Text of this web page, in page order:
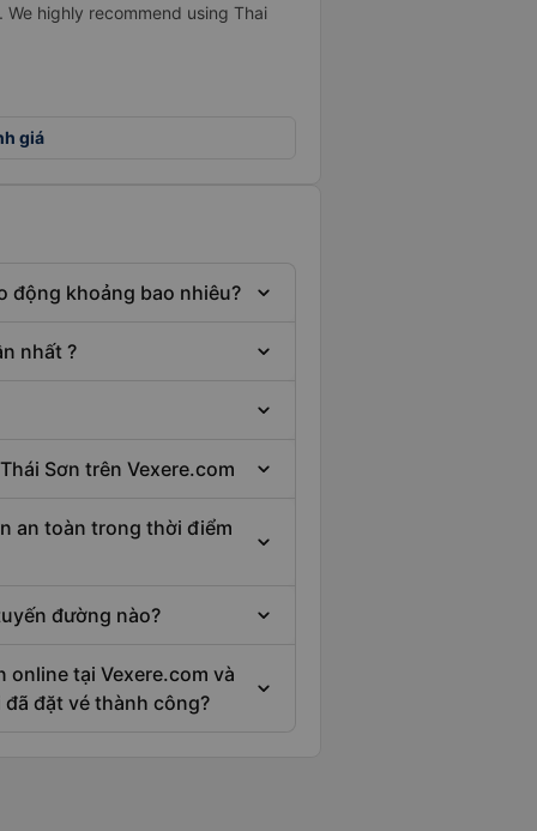
highly recommend using Thai
giá
động khoảng bao nhiêu?
nhất ?
Sơn trên Vexere.com
an toàn trong thời điểm
đường nào?
online tại Vexere.com và
đặt vé thành công?